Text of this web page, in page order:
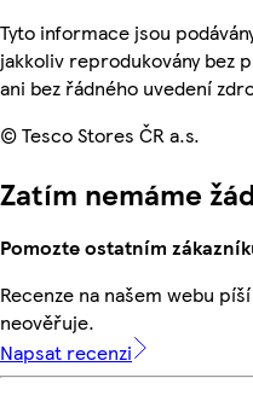
Tyto informace jsou
jakkoliv reprodukovány bez
ani bez řádného uvedení
© Tesco Stores ČR a.s.
Zatím nemáme
Pomozte ostatním
Recenze na našem webu
neověřuje.
Napsat recenzi